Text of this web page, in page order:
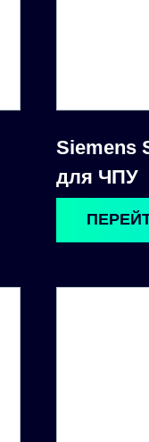
Siemens
для ЧПУ